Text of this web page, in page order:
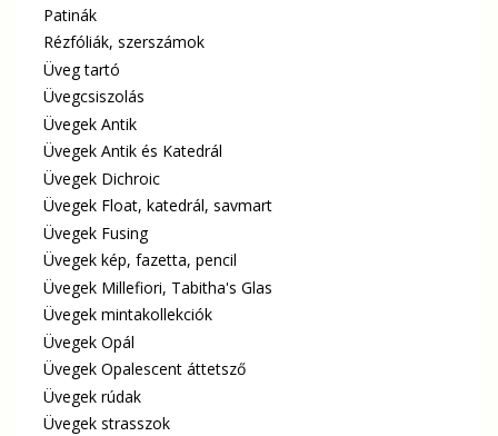
Patinák
Rézfóliák, szerszámok
Üveg tartó
Üvegcsiszolás
Üvegek Antik
Üvegek Antik és Katedrál
Üvegek Dichroic
Üvegek Float, katedrál, savmart
Üvegek Fusing
Üvegek kép, fazetta, pencil
Üvegek Millefiori, Tabitha's Glas
Üvegek mintakollekciók
Üvegek Opál
Üvegek Opalescent áttetsző
Üvegek rúdak
Üvegek strasszok